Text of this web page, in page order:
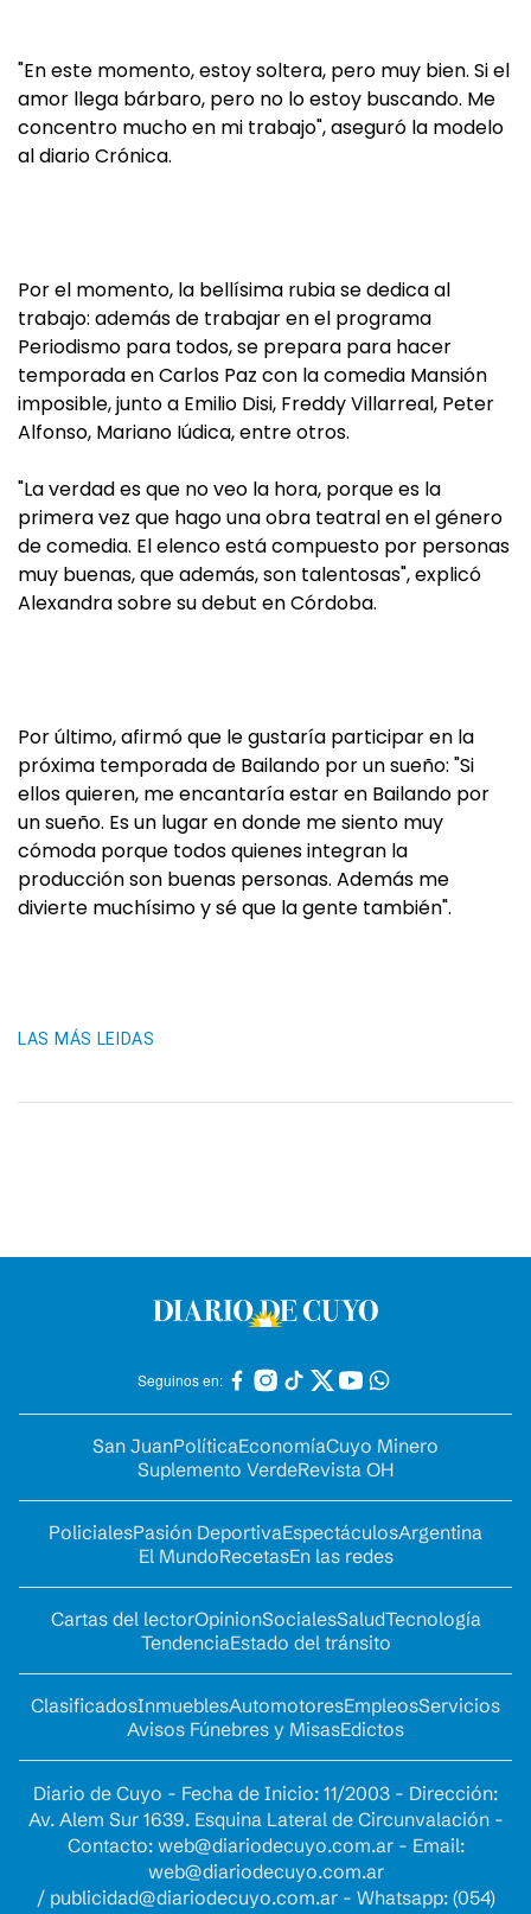
"En este momento, estoy soltera, pero muy bien. Si el
amor llega bárbaro, pero no lo estoy buscando. Me
concentro mucho en mi trabajo", aseguró la modelo
al diario Crónica.
Por el momento, la bellísima rubia se dedica al
trabajo: además de trabajar en el programa
Periodismo para todos, se prepara para hacer
temporada en Carlos Paz con la comedia Mansión
imposible, junto a Emilio Disi, Freddy Villarreal, Peter
Alfonso, Mariano Iúdica, entre otros.
"La verdad es que no veo la hora, porque es la
primera vez que hago una obra teatral en el género
de comedia. El elenco está compuesto por personas
muy buenas, que además, son talentosas", explicó
Alexandra sobre su debut en Córdoba.
Por último, afirmó que le gustaría participar en la
próxima temporada de Bailando por un sueño: "Si
ellos quieren, me encantaría estar en Bailando por
un sueño. Es un lugar en donde me siento muy
cómoda porque todos quienes integran la
producción son buenas personas. Además me
divierte muchísimo y sé que la gente también".
LAS MÁS LEIDAS
Seguinos en:
San JuanPolíticaEconomíaCuyo Minero
Suplemento VerdeRevista OH
PolicialesPasión DeportivaEspectáculosArgentina
El MundoRecetasEn las redes
Cartas del lectorOpinionSocialesSaludTecnología
TendenciaEstado del tránsito
ClasificadosInmueblesAutomotoresEmpleosServicios
Avisos Fúnebres y MisasEdictos
Diario de Cuyo - Fecha de Inicio: 11/2003 - Dirección:
Av. Alem Sur 1639. Esquina Lateral de Circunvalación -
Contacto: web@diariodecuyo.com.ar- Email:
web@diariodecuyo.com.ar
/ publicidad@diariodecuyo.com.ar- Whatsapp: (054)